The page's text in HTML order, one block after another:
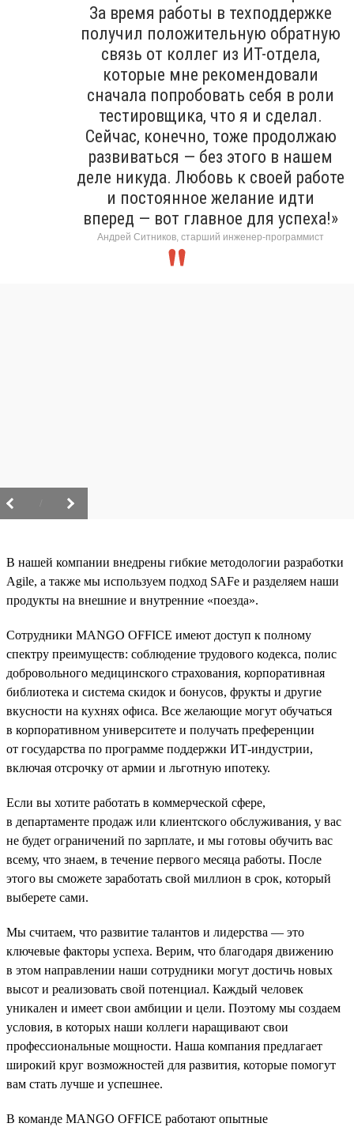
За время работы в техподдержке
получил положительную обратную
связь от коллег из ИТ-отдела,
которые мне рекомендовали
сначала попробовать себя в роли
тестировщика, что я и сделал.
Сейчас, конечно, тоже продолжаю
развиваться — без этого в нашем
деле никуда. Любовь к своей работе
и постоянное желание идти
вперед — вот главное для успеха!»
Андрей Ситников, старший инженер-программист
В нашей компании внедрены гибкие методологии разработки
Agile, а также мы используем подход SAFe и разделяем наши
продукты на внешние и внутренние «поезда».
Сотрудники MANGO OFFICE имеют доступ к полному
спектру преимуществ: соблюдение трудового кодекса, полис
добровольного медицинского страхования, корпоративная
библиотека и система скидок и бонусов, фрукты и другие
вкусности на кухнях офиса. Все желающие могут обучаться
в корпоративном университете и получать преференции
от государства по программе поддержки ИТ-индустрии,
включая отсрочку от армии и льготную ипотеку.
Если вы хотите работать в коммерческой сфере,
в департаменте продаж или клиентского обслуживания, у вас
не будет ограничений по зарплате, и мы готовы обучить вас
всему, что знаем, в течение первого месяца работы. После
этого вы сможете заработать свой миллион в срок, который
выберете сами.
Мы считаем, что развитие талантов и лидерства — это
ключевые факторы успеха. Верим, что благодаря движению
в этом направлении наши сотрудники могут достичь новых
высот и реализовать свой потенциал. Каждый человек
уникален и имеет свои амбиции и цели. Поэтому мы создаем
условия, в которых наши коллеги наращивают свои
профессиональные мощности. Наша компания предлагает
широкий круг возможностей для развития, которые помогут
вам стать лучше и успешнее.
В команде MANGO OFFICE работают опытные